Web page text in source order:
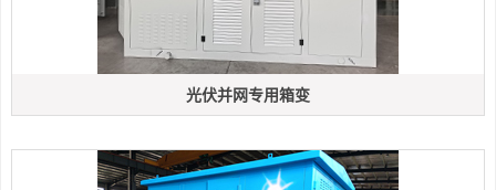
光伏并网专用箱变